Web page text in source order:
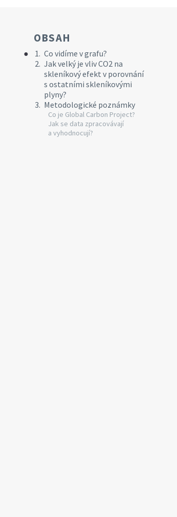
OBSAH
Co vidíme v grafu?
Jak velký je vliv CO2 na
skleníkový efekt v porovnání
s ostatními skleníkovými
plyny?
Metodologické poznámky
Co je Global Carbon Project?
Jak se data zpracovávají
a vyhodnocují?